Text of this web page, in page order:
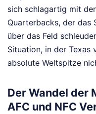
sich schlagartig mit
Quarterbacks, der das
über das Feld
Situation, in der Texas
absolute Weltspitze
Der Wandel der
AFC und NFC